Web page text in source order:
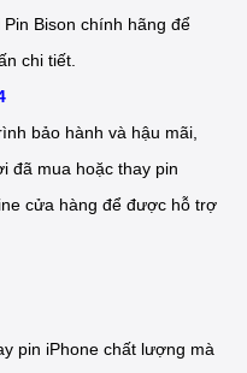
Bison chính hãng để
chi tiết.
bảo hành và hậu mãi,
đã mua hoặc thay pin
cửa hàng để được hỗ trợ
pin iPhone chất lượng mà